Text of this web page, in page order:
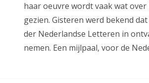
haar oeuvre wordt vaak wat
gezien. Gisteren werd bekend dat
der Nederlandse Letteren in
nemen. Een mijlpaal, voor de